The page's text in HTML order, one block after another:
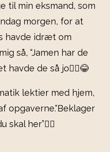
til min eksmand, som
morgen, for at
havde idræt om
så, “Jamen har de
havde de så jo🤦‍♀️😂
lektier med hjem,
opgaverne.“Beklager
skal her”🤷‍♀️